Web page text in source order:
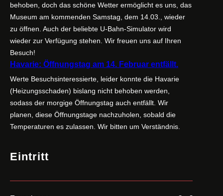
behoben, doch das schöne Wetter ermöglicht es uns, das
Museum am kommenden Samstag, dem 14.03., wieder
zu öffnen. Auch der beliebte U-Bahn-Simulator wird
wieder zur Verfügung stehen. Wir freuen uns auf Ihren
Besuch!
Havarie: Öffnungstag am 14. Februar entfällt.
Werte Besuchsinteressierte, leider konnte die Havarie
(Heizungsschaden) bislang nicht behoben werden,
sodass der morgige Öffnungstag auch entfällt. Wir
planen, diese Öffnungstage nachzuholen, sobald die
Temperaturen es zulassen. Wir bitten um Verständnis.
Eintritt